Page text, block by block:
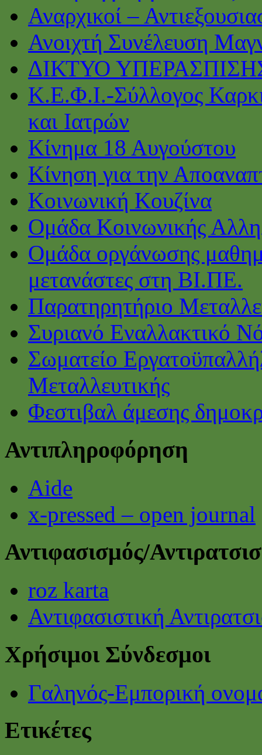
Αναρχικοί –
Ανοιχτή Συνέλευση
ΔΙΚΤΥΟ
Κ.Ε.Φ.Ι.-Σύλλογος
και Ιατρών
Κίνημα 18 Αυγούστου
Κίνηση για την
Κοινωνική Κουζίνα
Ομάδα Κοινωνικής
Ομάδα οργάνωσης
μετανάστες στη ΒΙ.ΠΕ.
Παρατηρητήριο
Συριανό Εναλλακτικό
Σωματείο
Μεταλλευτικής
Φεστιβαλ άμεσης
Αντιπληροφόρηση
Aide
x-pressed – open journal
Αντιφασισμός/
roz karta
Αντιφασιστική
Χρήσιμοι Σύνδεσμοι
Γαληνός-Εμπορική
Ετικέτες